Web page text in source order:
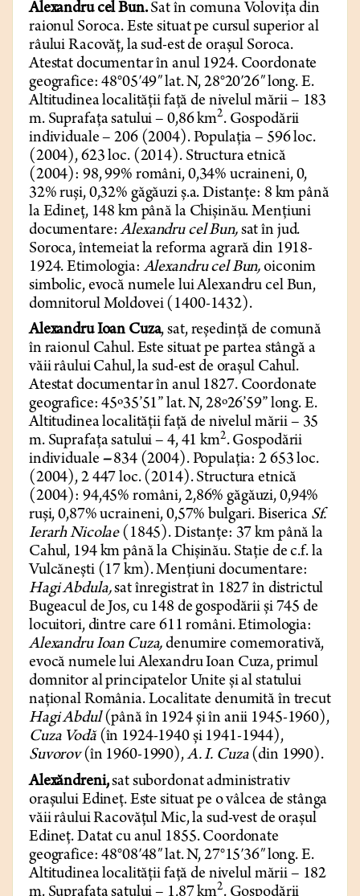
Alexandru cel Bun.Sat în comuna Volovița din
raionul Soroca. Este situat pe cursul superior al
râului Racovăț, la sud-est de orașul Soroca.
Atestat documentar în anul 1924. Coordonate
geografice: 48°05′49″ lat. N, 28°20′26″ long. E.
Altitudinea localității față de nivelul mării – 183
m. Suprafața satului – 0,86 km2. Gospodării
individuale – 206 (2004). Populația – 596 loc.
(2004), 623 loc. (2014). Structura etnică
(2004): 98, 99% români, 0,34% ucraineni, 0,
32% ruși, 0,32% găgăuzi ș.a. Distanțe: 8 km până
la Edineț, 148 km până la Chișinău. Mențiuni
documentare:Alexandru cel Bun,sat în jud.
Soroca, întemeiat la reforma agrară din 1918-
1924. Etimologia:Alexandru cel Bun,oiconim
simbolic, evocă numele lui Alexandru cel Bun,
domnitorul Moldovei (1400-1432).
Alexandru Ioan Cuza, sat, reședință de comună
în raionul Cahul. Este situat pe partea stângă a
văii râului Cahul, la sud-est de orașul Cahul.
Atestat documentar în anul 1827. Coordonate
geografice: 45º35’51” lat. N, 28º26’59” long. E.
Altitudinea localității față de nivelul mării – 35
m. Suprafața satului – 4, 41 km2. Gospodării
individuale –834 (2004). Populația: 2 653 loc.
(2004), 2 447 loc. (2014). Structura etnică
(2004): 94,45% români, 2,86% găgăuzi, 0,94%
ruși, 0,87% ucraineni, 0,57% bulgari. Biserica Sf.
Ierarh Nicolae(1845). Distanțe: 37 km până la
Cahul, 194 km până la Chișinău. Stație de c.f. la
Vulcănești (17 km). Mențiuni documentare:
Hagi Abdula,sat înregistrat în 1827 în districtul
Bu­geacul de Jos, cu 148 de gospodării și 745 de
locuitori, dintre care 611 români. Etimologia:
Alexandru Ioan Cuza, denumire comemorativă,
evocă numele lui Alexandru Ioan Cuza, primul
domnitor al principatelor Unite și al statului
național România. Localitate denumită în trecut
Hagi Abdul(până în 1924 și în anii 1945-1960),
Cuza Vodă (în 1924-1940 și 1941-1944),
Suvorov(în 1960-1990),A. I. Cuza(din 1990).
Alexăndreni,sat subordonat administrativ
orașului Edineț. Este situat pe o vâlсea de stânga
văii râului Racovățul Mic, la sud-vest de orașul
Edineț. Datat cu anul 1855. Coordonate
geografice: 48°08′48″ lat. N, 27°15′36″ long. E.
Altitudinea localității față de nivelul mării – 182
2